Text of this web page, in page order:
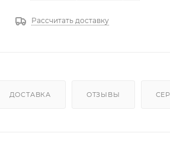
Рассчитать доставку
ДОСТАВКА ОТЗЫВЫ